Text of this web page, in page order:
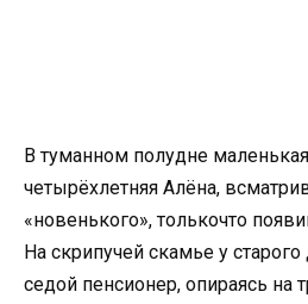
В туманном полудне
четырёхлетняя Алёна,
«новенького», толькочто
На скрипучей скамье у
седой пенсионер, опираясь на